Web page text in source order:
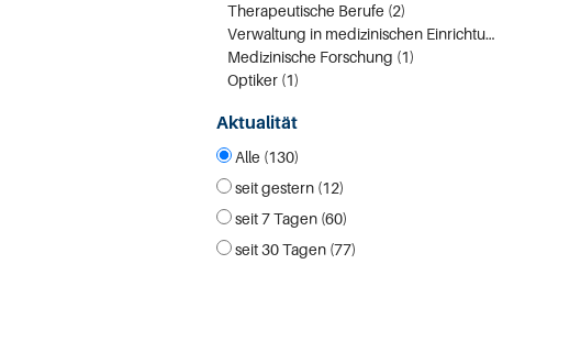
Therapeutische Berufe (2)
Verwaltung in medizinischen Einrichtungen (1)
Medizinische Forschung (1)
Optiker (1)
Aktualität
Alle (130)
seit gestern (12)
seit 7 Tagen (60)
seit 30 Tagen (77)